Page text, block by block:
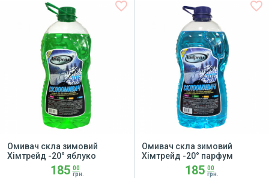
Омивач скла зимовий
Хімтрейд -20° яблуко
185 00
грн.
favorite_border
Омивач скла зимовий
Хімтрейд -20° парфум
185 00
грн.
favorite_border